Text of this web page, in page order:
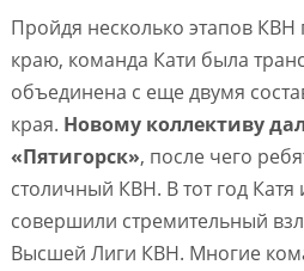
Пройдя несколько этапов
краю, команда Кати была
объединена с еще двумя
края. Новому коллективу
«Пятигорск», после чего
столичный КВН. В тот год
совершили стремительный
Высшей Лиги КВН. Многие